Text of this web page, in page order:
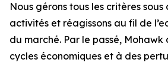
Nous gérons tous les critères
activités et réagissons au fil de
du marché. Par le passé, Mohawk
cycles économiques et à des